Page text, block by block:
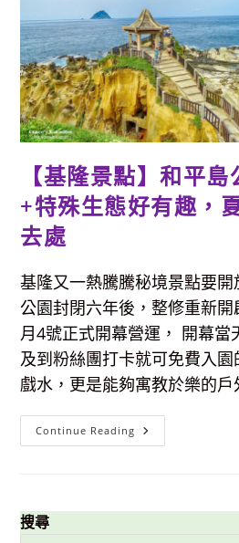
色
島，
還
可
順
遊
和
平
島
公
園
【基隆景點】和平
+特殊生態好有趣，
去處
基隆又一熱騰騰秘境景點要
公園封閉六年後，整修重新
月4號正式開幕營運， 開幕當
及到粉絲團打卡就可免費入園
戲水，更是能夠寓教於樂的
Continue Reading 【基
隆
搜尋